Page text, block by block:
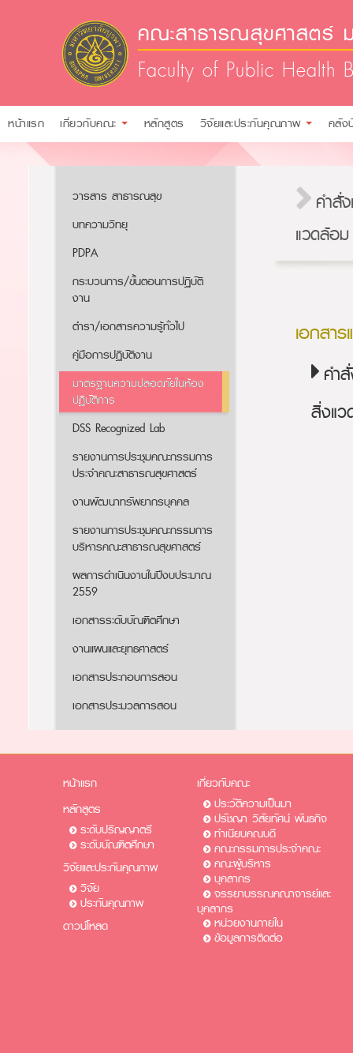
คณะสาธารณสุขศาสตร์
Faculty of Public Health
หน้าแรก เกี่ยวกับคณะ หลักสูตร วิจัยและประกันคุณภาพ คลั
วารสาร สาธารณสุข
บทความวิทยุ
PDPA
กระบวนการ/ขั้นตอนการปฏิบัติ
งาน
ตำรา/เอกสารความรู้ทั่วไป
คู่มือการปฏิบัติงาน
มาตรฐานความปลอดภัยในห้อง
ปฏิบัติการ
DSS Recognized Lab
รายงานการประชุมคณะกรรมการ
ประจำคณะสาธารณสุขศาสตร์
งานพัฒนาทรัพยากรบุคคล
รายงานการประชุมคณะกรรมการ
บริหารคณะสาธารณสุขศาสตร์
ผลการดำเนินงานในปีงบประมาณ
2559
เอกสารระดับบัณฑิตศึกษา
งานแผนและยุทธศาสตร์
เอกสารประกอบการสอน
เอกสารประมวลการสอน
คำสั่
แวดล้อม
เอกสา
คำ
สิ่งแ
หน้าแรก
หลักสูตร
ระดับปริญญาตรี
ระดับบัณฑิตศึกษา
วิจัยและประกันคุณภาพ
วิจัย
ประกันคุณภาพ
ดาวน์โหลด
เกี่ยวกับคณะ
ประวัติความเป็นมา
ปรัชญา วิสัยทัศน์ พันธกิจ
ทำเนียบคณบดี
คณะกรรมการประจำคณะ
คณะผู้บริหาร
บุคลากร
จรรยาบรรณคณาจารย์และ
บุคลากร
หน่วยงานภายใน
ข้อมูลการติดต่อ